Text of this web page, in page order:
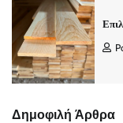
Δημοφιλή Άρθρα